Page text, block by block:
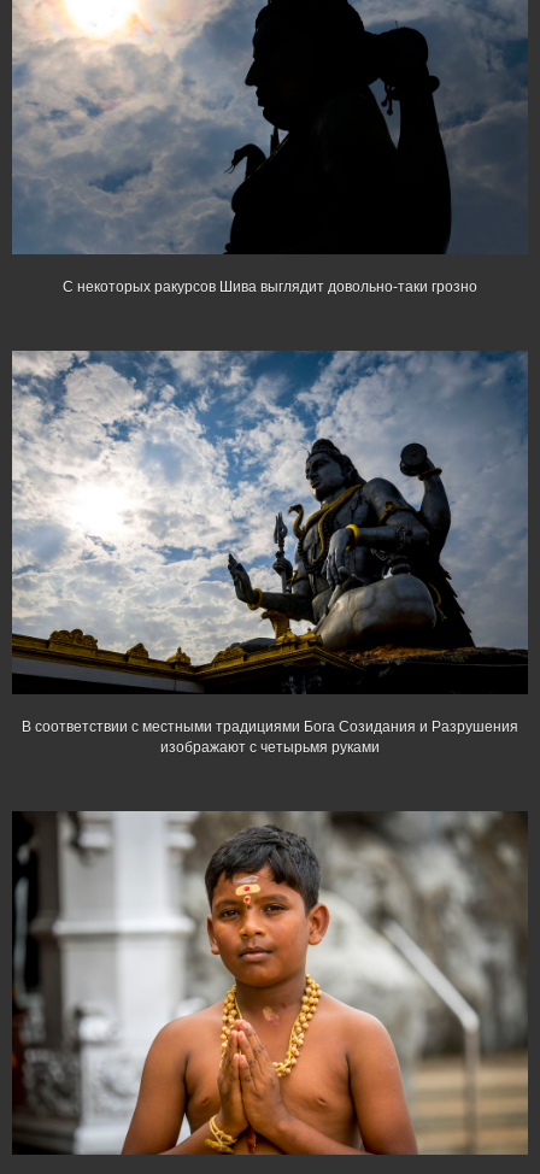
С некоторых ракурсов Шива выглядит довольно-таки грозно
В соответствии с местными традициями Бога Созидания и Разрушения
изображают с четырьмя руками